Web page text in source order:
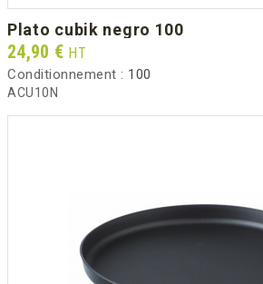
plato cubik negro 100
Prix
24,90 € HT
Conditionnement : 100
ACU10N